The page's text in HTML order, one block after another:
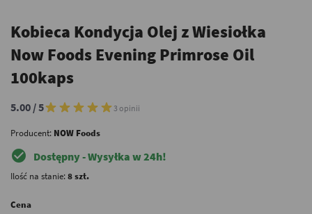
Kobieca Kondycja Olej z Wiesiołka
Now Foods Evening Primrose Oil
100kaps
5.00 / 5 3 opinii
Producent: NOW Foods
check_circle Dostępny - Wysyłka w 24h!
Ilość na stanie:8 szt.
Cena